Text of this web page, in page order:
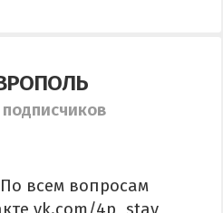
всем вопросам
vk.com/4p_stav